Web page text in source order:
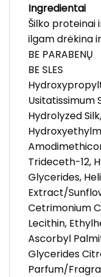
Ingredientai
Šilko proteinai
ilgam drėkina
BE PARABENŲ
BE SLES
Usitatissimum
Hydrolyzed
Trideceth-12,
Glycerides,
Extract/
Cetrimonium
Lecithin,
Ascorbyl
Glycerides
Parfum/